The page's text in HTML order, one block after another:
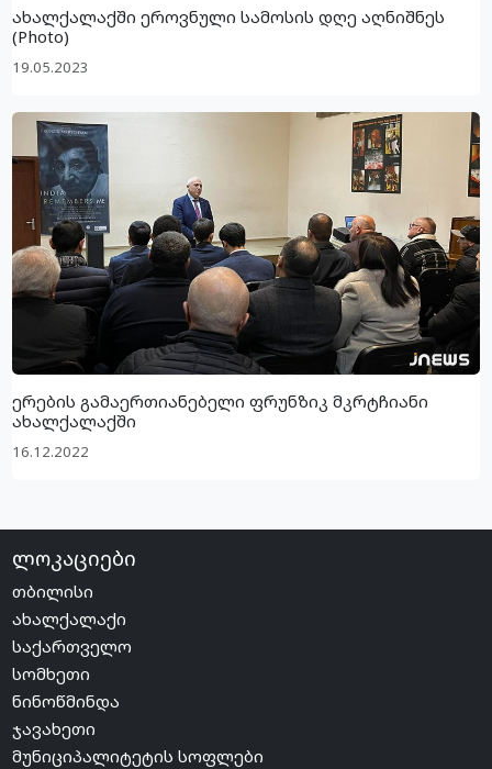
ახალქალაქში ეროვნული სამოსის დღე აღნიშნეს
(Photo)
19.05.2023
ერების გამაერთიანებელი ფრუნზიკ მკრტჩიანი
ახალქალაქში
16.12.2022
ლოკაციები
თბილისი
ახალქალაქი
საქართველო
სომხეთი
ნინოწმინდა
ჯავახეთი
მუნიციპალიტეტის სოფლები